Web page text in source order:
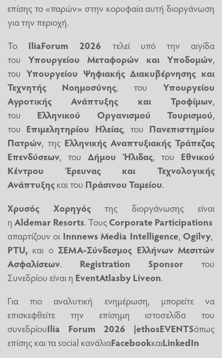
επίσης το «παρών» στην κορυφαία αυτή διοργάνωση
για την περιοχή.
Το IliaForum 2026 τελεί υπό την αιγίδα
του Υπουργείου Μεταφορών και Υποδομών,
του Υπουργείου Ψηφιακής Διακυβέρνησης και
Τεχνητής Νοημοσύνης, του Υπουργείου
Αγροτικής Ανάπτυξης και Τροφίμων,
του Ελληνικού Οργανισμού Τουρισμού,
του Επιμελητηρίου Ηλείας, του Πανεπιστημίου
Πατρών, της Ελληνικής Αναπτυξιακής Τράπεζας
Επενδύσεων, του Δήμου Ήλιδας, του Εθνικού
Κέντρου Έρευνας και Τεχνολογικής
Ανάπτυξηςκαι του Πράσινου Ταμείου.
Χρυσός Χορηγόςτης διοργάνωσης είναι
ηAldemar Resorts. Τους Corporate Participations
απαρτίζουν οι InnnewsMedia Intelligence, Ogilvy,
PTU, και οΣΕΜΑ-Σύνδεσμος Ελλήνων Μεσιτών
Ασφαλίσεων. Registration Sponsor του
Συνεδρίου είναι η EventAtlasby Liveon.
Για πιο αναλυτική ενημέρωση, μπορείτε να
επισκεφθείτε την επίσημη ιστοσελίδα του
συνεδρίουIlia Forum 2026 |ethosEVENTSόπως
επίσης και ταsocial κανάλιαFacebookκαιLinkedIn